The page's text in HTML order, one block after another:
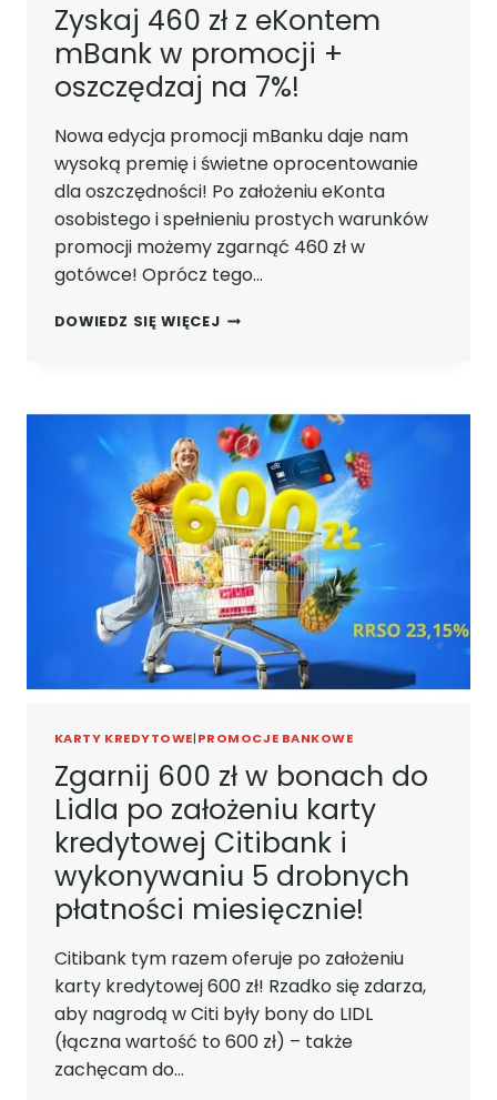
Zyskaj 460 zł z eKontem
mBank w promocji +
oszczędzaj na 7%!
Nowa edycja promocji mBanku daje nam
wysoką premię i świetne oprocentowanie
dla oszczędności! Po założeniu eKonta
osobistego i spełnieniu prostych warunków
promocji możemy zgarnąć 460 zł w
gotówce! Oprócz tego…
DOWIEDZ SIĘ WIĘCEJZYSKAJ
MBANK
W
PROMOCJI
+
OSZCZĘDZAJ
NA
7%!
KARTY KREDYTOWE|PROMOCJE BANKOWE
Zgarnij 600 zł w bonach do
Lidla po założeniu karty
kredytowej Citibank i
wykonywaniu 5 drobnych
płatności miesięcznie!
Citibank tym razem oferuje po założeniu
karty kredytowej 600 zł! Rzadko się zdarza,
aby nagrodą w Citi były bony do LIDL
(łączna wartość to 600 zł) – także
zachęcam do…